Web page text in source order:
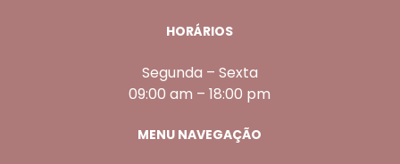
HORÁRIOS
Segunda – Sexta
09:00 am – 18:00 pm
MENU NAVEGAÇÃO